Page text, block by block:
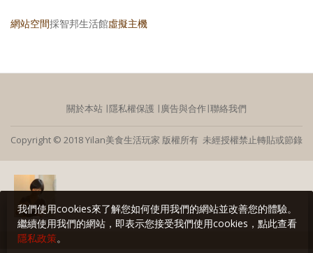
網站空間採智邦生活館虛擬主機
關於本站 ∣隱私權保護 ∣廣告與合作∣聯絡我們
Copyright © 2018 Yilan美食生活玩家 版權所有 未經授權禁止轉貼或節錄
我們使用cookies來了解您如何使用我們的網站並改善您的體驗。
繼續使用我們的網站，即表示您接受我們使用cookies，點此查看
隱私政策。